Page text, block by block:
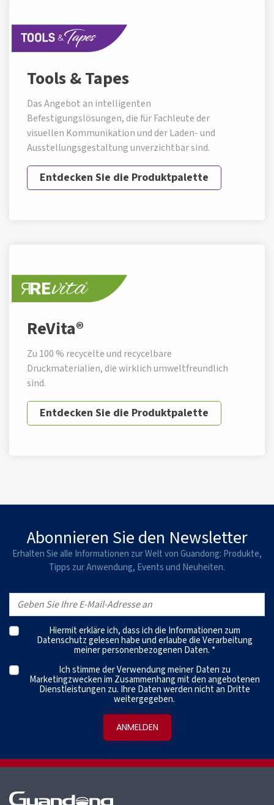
Tools & Tapes
Das Angebot an intelligenten
Befestigungslösungen, die für Fachleute der
visuellen Kommunikation und der Laden- und
Ausstellungsgestaltung unverzichtbar sind.
Entdecken Sie die Produktpalette
ReVita®
Zu 100 % recycelte und recycelbare
Druckmaterialien, die wirklich umweltfreundlich
sind.
Entdecken Sie die Produktpalette
Abonnieren Sie den Newsletter
Erhalten Sie alle Informationen zur Welt von Guandong: Produkte,
Tipps zur Anwendung, Events und Neuheiten.
Hiermit erkläre ich, dass ich die Informationen zum
Datenschutz gelesen habe und erlaube die Verarbeitung
meiner personenbezogenen Daten. *
Ich stimme der Verwendung meiner Daten zu
Marketingzwecken im Zusammenhang mit den angebotenen
Dienstleistungen zu. Ihre Daten werden nicht an Dritte
weitergegeben.